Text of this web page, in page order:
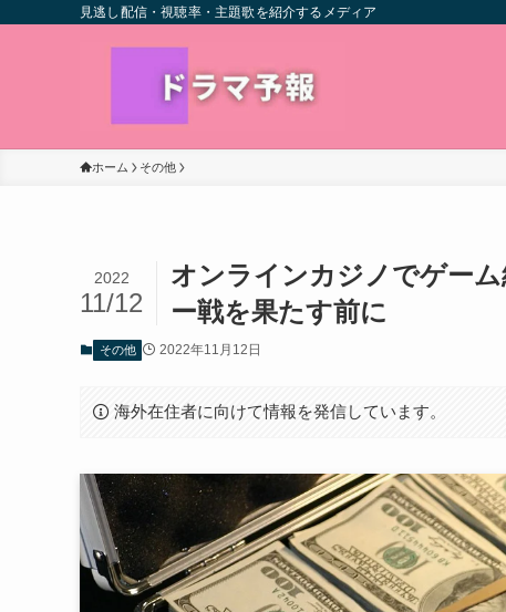
見逃し配信・視聴率・主題歌を紹介するメディア
ホーム その他
オンラインカジノでゲー
ー戦を果たす前に
2022
11/12
その他 2022年11月12日
海外在住者に向けて情報を発信しています。